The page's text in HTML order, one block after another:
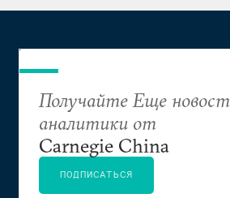
Получайте Еще
аналитики от
Carnegie China
ПОДПИСАТЬСЯ